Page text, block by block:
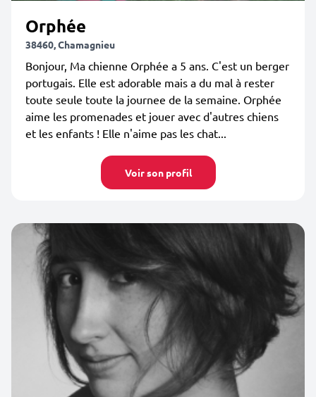
Orphée
38460, Chamagnieu
Bonjour, Ma chienne Orphée a 5 ans. C'est un berger
portugais. Elle est adorable mais a du mal à rester
toute seule toute la journee de la semaine. Orphée
aime les promenades et jouer avec d'autres chiens
et les enfants ! Elle n'aime pas les chat...
Voir son profil